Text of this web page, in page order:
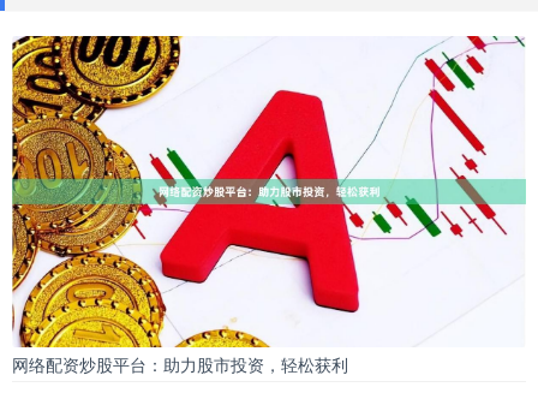
网络配资炒股平台：助力股市投资，轻松获利